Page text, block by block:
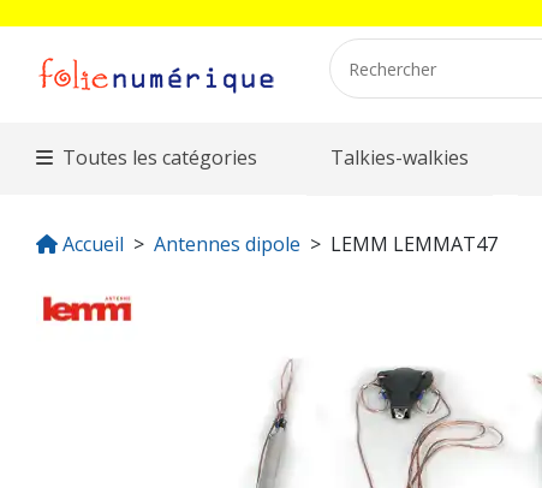
Toutes les catégories Talkies-walkies
Accueil Antennes dipole LEMM LEMMAT47